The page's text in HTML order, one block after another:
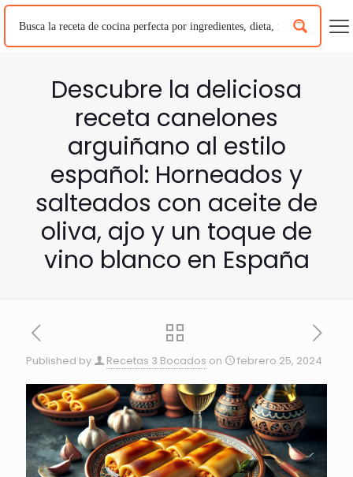
Descubre la deliciosa
receta canelones
arguiñano al estilo
español: Horneados y
salteados con aceite de
oliva, ajo y un toque de
vino blanco en España
Published by Recetas 3 Bocados on febrero 25, 2024